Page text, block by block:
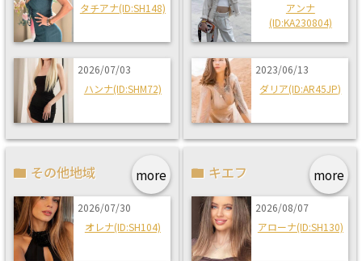
タチアナ(ID:SH148)
2026/07/03
ハンナ(ID:SHM72)
アンナ
(ID:KA230804)
2023/06/13
ダリア(ID:AR45JP)
more
その他地域
2026/07/30
オレナ(ID:SH104)
more
キエフ
2026/08/07
アローナ(ID:SH130)